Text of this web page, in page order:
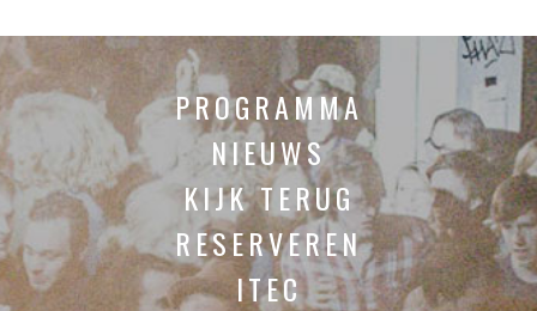
PROGRAMMA
NIEUWS
KIJK TERUG
RESERVEREN
ITEC